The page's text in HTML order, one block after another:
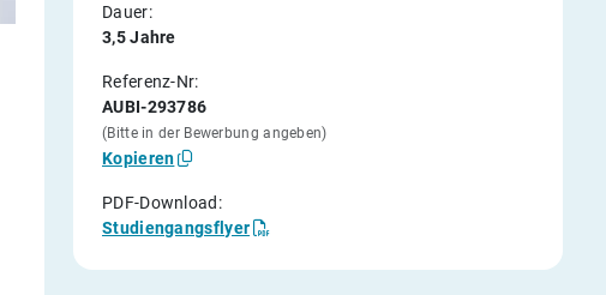
Dauer:
3,5 Jahre
Referenz-Nr:
AUBI-293786
(Bitte in der Bewerbung angeben)
Kopieren
PDF-Download:
Studiengangsflyer